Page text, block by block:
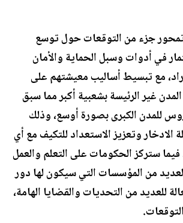
تمحور جزء من التوقعات حول توسع
في أدوات وسبل الحماية والأمان
مع تبسيط أساليب معيشتهم على
غير الرئيسة بشعبية أكبر مما سبق
للمدن الكبرى بصورة أوسع، وذلك
الادخار وتعزيز الاستعداد للتكيف مع أي
فيما ستركز الحكومات على التعلم والعمل
من المؤسسات التي سيكون لها دور
للعديد من التحديات والقضايا الهامة،